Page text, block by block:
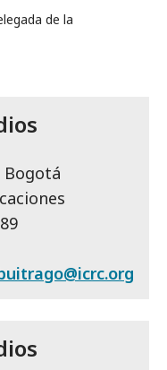
de la
Bogotá